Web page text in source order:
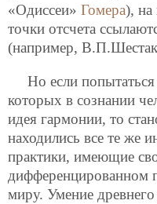
«Одиссеи» Гомера), на
точки отсчета
(например,
Но если
которых в сознании
идея гармонии, то
находились все те же
практики, имеющие
дифференцированном
миру. Умение